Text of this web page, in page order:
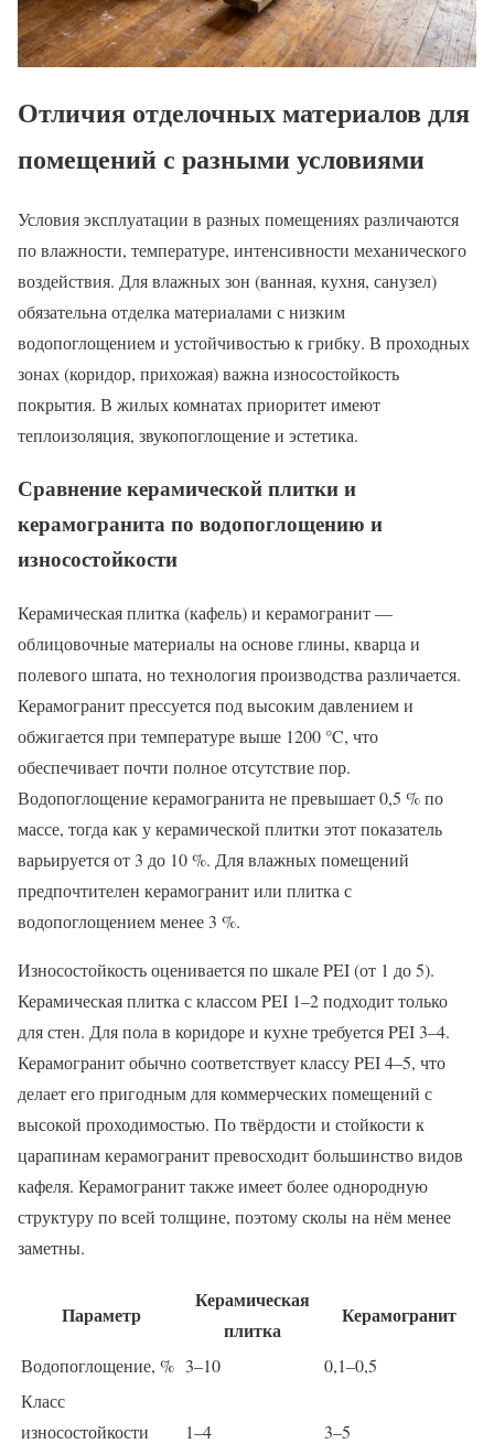
Отличия отделочных материалов для
помещений с разными условиями
Условия эксплуатации в разных помещениях различаются
по влажности, температуре, интенсивности механического
воздействия. Для влажных зон (ванная, кухня, санузел)
обязательна отделка материалами с низким
водопоглощением и устойчивостью к грибку. В проходных
зонах (коридор, прихожая) важна износостойкость
покрытия. В жилых комнатах приоритет имеют
теплоизоляция, звукопоглощение и эстетика.
Сравнение керамической плитки и
керамогранита по водопоглощению и
износостойкости
Керамическая плитка (кафель) и керамогранит —
облицовочные материалы на основе глины, кварца и
полевого шпата, но технология производства различается.
Керамогранит прессуется под высоким давлением и
обжигается при температуре выше 1200 °C, что
обеспечивает почти полное отсутствие пор.
Водопоглощение керамогранита не превышает 0,5 % по
массе, тогда как у керамической плитки этот показатель
варьируется от 3 до 10 %. Для влажных помещений
предпочтителен керамогранит или плитка с
водопоглощением менее 3 %.
Износостойкость оценивается по шкале PEI (от 1 до 5).
Керамическая плитка с классом PEI 1–2 подходит только
для стен. Для пола в коридоре и кухне требуется PEI 3–4.
Керамогранит обычно соответствует классу PEI 4–5, что
делает его пригодным для коммерческих помещений с
высокой проходимостью. По твёрдости и стойкости к
царапинам керамогранит превосходит большинство видов
кафеля. Керамогранит также имеет более однородную
структуру по всей толщине, поэтому сколы на нём менее
заметны.
Параметр
Керамическая
плитка
Керамогранит
Водопоглощение, % 3–10
0,1–0,5
Класс
износостойкости
1–4 3–5